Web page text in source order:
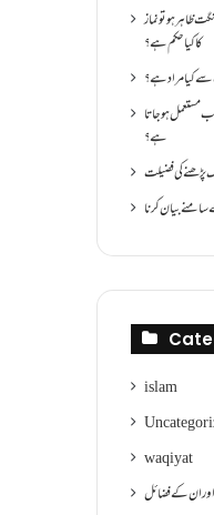
ظاہر ہو تو نماز
کا کیا حکم ہے؟
سے کیا مراد ہے؟
مستعمل ہو جاتا
ہے؟
پڑھنے کی فضیلت
بیان کرنا
islam
waqiyat
اور ان کے فضائل